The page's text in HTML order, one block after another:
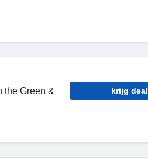
the Green &
krijg deal